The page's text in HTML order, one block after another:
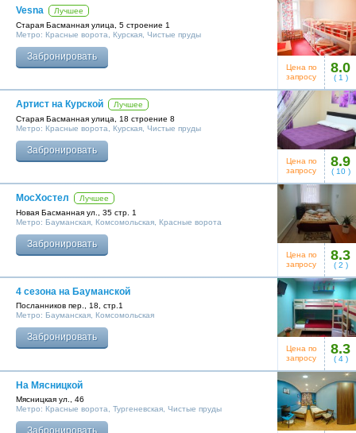
С недавних пор культурная жизнь парка вновь стала достаточно
оживленной. Здесь проходят выставки и концерты, демонстрируются
новинки кино, организовываются праздники и проводятся различные
развлекательные мероприятия. Кроме того, в бауманском саду
созданы все условия для активного и семейного отдыха. Не смотря на
то, что с момента своего основания сад претерпел значительные
изменения, это один из уголков столицы, где и по сей день царит
особая атмосфера культуры 18 века, и непременно передается всем
Vesna
Лучшее
Старая Басманная улица, 5 строение 1
Метро: Красные ворота Курская Чистые пруды
Забронировать
Цена по
запросу
8.0
( 1 )
Артист на Курской
Лучшее
Старая Басманная улица, 18 строение 8
Метро: Красные ворота Курская Чистые пруды
Забронировать
Цена по
запросу
8.9
( 10)
МосХостел
Лучшее
Новая Басманная ул., 35 стр. 1
Метро: Бауманская Комсомольская Красные ворота
Забронировать
Цена по
запросу
8.3
( 2 )
4 сезона на Бауманской
Посланников пер., 18, стр.1
Метро: Бауманская Комсомольская
Забронировать
Цена по
запросу
8.3
( 4)
На Мясницкой
Мясницкая ул., 46
Метро: Красные ворота Тургеневская Чистые пруды
Забронировать